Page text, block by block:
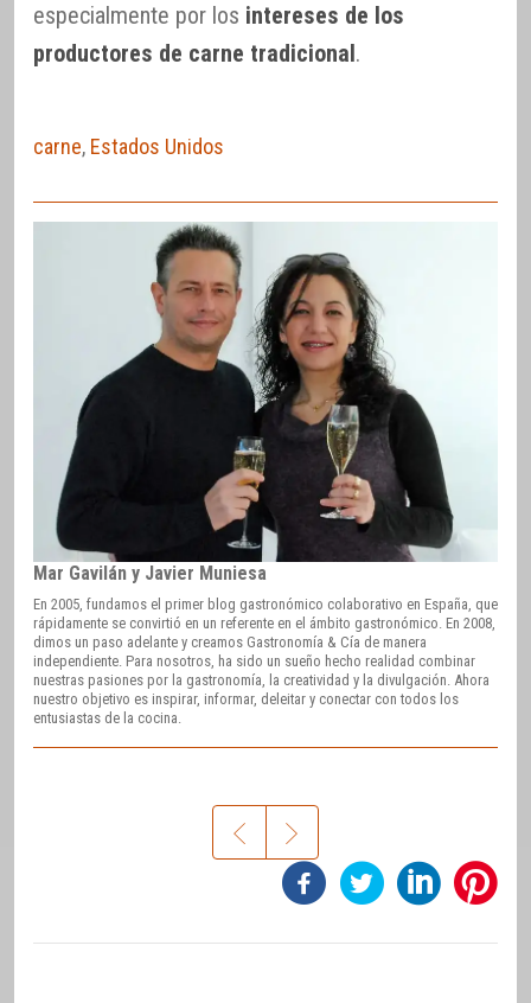
especialmente por los intereses de los
productores de carne tradicional.
carne, Estados Unidos
Mar Gavilán y Javier Muniesa
En 2005, fundamos el primer blog gastronómico colaborativo en España, que
rápidamente se convirtió en un referente en el ámbito gastronómico. En 2008,
dimos un paso adelante y creamos Gastronomía & Cía de manera
independiente. Para nosotros, ha sido un sueño hecho realidad combinar
nuestras pasiones por la gastronomía, la creatividad y la divulgación. Ahora
nuestro objetivo es inspirar, informar, deleitar y conectar con todos los
entusiastas de la cocina.